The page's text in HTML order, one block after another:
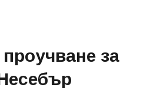
за